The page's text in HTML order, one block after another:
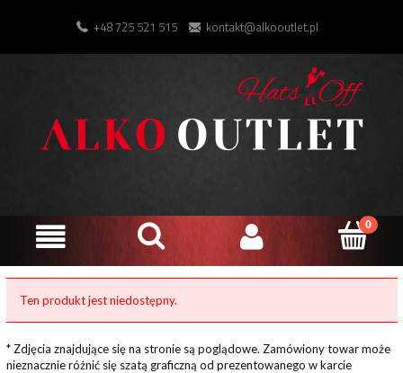
+48 725 521 515 kontakt@alkooutlet.pl
Ten produkt jest niedostępny.
* Zdjęcia znajdujące się na stronie są poglądowe. Zamówiony towar może
nieznacznie różnić się szatą graficzną od prezentowanego w karcie